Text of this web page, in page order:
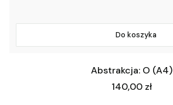
Do koszyka
Abstrakcja: O (A4)
Cena
140,00 zł